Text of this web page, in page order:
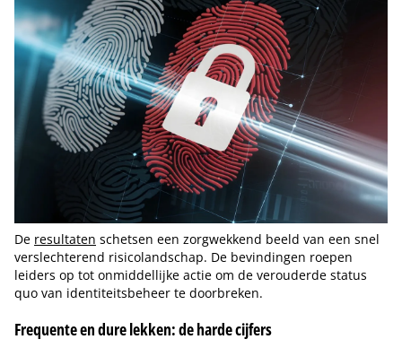
De resultaten schetsen een zorgwekkend beeld van een snel
verslechterend risicolandschap. De bevindingen roepen
leiders op tot onmiddellijke actie om de verouderde status
quo van identiteitsbeheer te doorbreken.
Frequente en dure lekken: de harde cijfers